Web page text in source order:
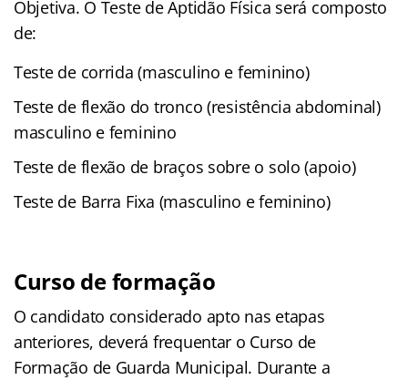
Objetiva. O Teste de Aptidão Física será composto
de:
Teste de corrida (masculino e feminino)
Teste de flexão do tronco (resistência abdominal)
masculino e feminino
Teste de flexão de braços sobre o solo (apoio)
Teste de Barra Fixa (masculino e feminino)
Curso de formação
O candidato considerado apto nas etapas
anteriores, deverá frequentar o Curso de
Formação de Guarda Municipal. Durante a